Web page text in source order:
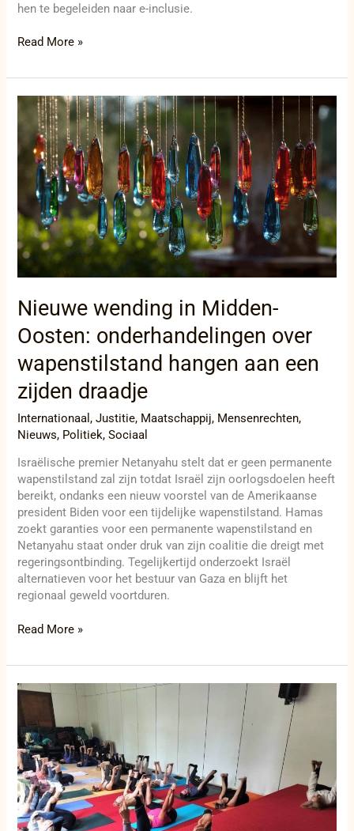
hen te begeleiden naar e-inclusie.
Read More »
Nieuwe wending in Midden-
Oosten: onderhandelingen over
wapenstilstand hangen aan een
zijden draadje
Internationaal,Justitie, Maatschappij, Mensenrechten,
Nieuws, Politiek,Sociaal
Israëlische premier Netanyahu stelt dat er geen permanente
wapenstilstand zal zijn totdat Israël zijn oorlogsdoelen heeft
bereikt, ondanks een nieuw voorstel van de Amerikaanse
president Biden voor een tijdelijke wapenstilstand. Hamas
zoekt garanties voor een permanente wapenstilstand en
Netanyahu staat onder druk van zijn coalitie die dreigt met
regeringsontbinding. Tegelijkertijd onderzoekt Israël
alternatieven voor het bestuur van Gaza en blijft het
regionaal geweld voortduren.
Nieuwe
wending
Midden-
Oosten:
onderhandelingen
over
wapenstilstand
hangen
aan
een
draadje
Read More »
10
Internationale
Dag
van
Yoga:
grootschalige
evenementen
in